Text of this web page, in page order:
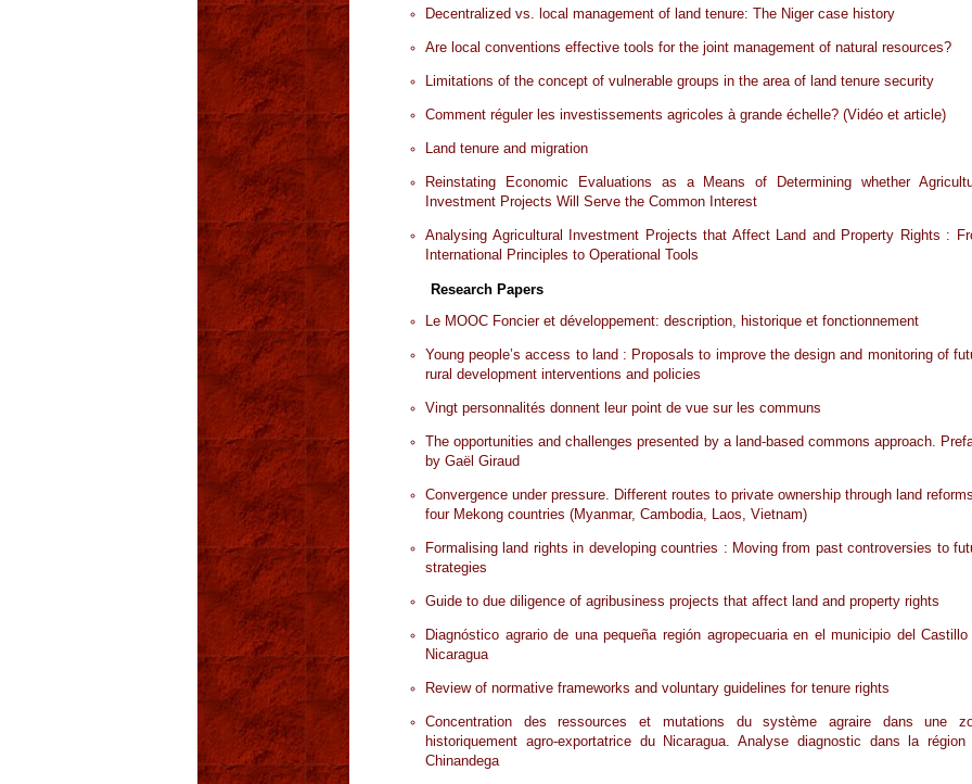
Decentralized vs. local management of land tenure: The Niger case history
Are local conventions effective tools for the joint management of natural resources?
Limitations of the concept of vulnerable groups in the area of land tenure security
Comment réguler les investissements agricoles à grande échelle? (Vidéo et article)
Land tenure and migration
Reinstating Economic Evaluations as a Means of Determining whether
Investment Projects Will Serve the Common Interest
Analysing Agricultural Investment Projects that Affect Land and Property Rights :
International Principles to Operational Tools
Research Papers
Le MOOC Foncier et développement: description, historique et fonctionnement
Young people’s access to land : Proposals to improve the design and monitoring of
rural development interventions and policies
Vingt personnalités donnent leur point de vue sur les communs
The opportunities and challenges presented by a land-based commons approach.
by Gaël Giraud
Convergence under pressure. Different routes to private ownership through land
four Mekong countries (Myanmar, Cambodia, Laos, Vietnam)
Formalising land rights in developing countries : Moving from past controversies to
strategies
Guide to due diligence of agribusiness projects that affect land and property rights
Diagnóstico agrario de una pequeña región agropecuaria en el municipio del Castillo
Nicaragua
Review of normative frameworks and voluntary guidelines for tenure rights
Concentration des ressources et mutations du système agraire dans une
historiquement agro-exportatrice du Nicaragua. Analyse diagnostic dans la région
Chinandega